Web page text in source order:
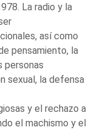
La radio y la
así como
pensamiento, la
personas
sexual, la defensa
y el rechazo a
el machismo y el